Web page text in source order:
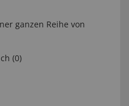
ganzen Reihe von
(0)